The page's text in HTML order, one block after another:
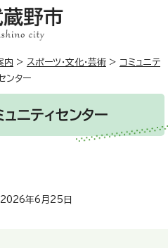
内 > スポーツ・文化・芸術 > コミュニテ
ンター
ニティセンター
年6月25日